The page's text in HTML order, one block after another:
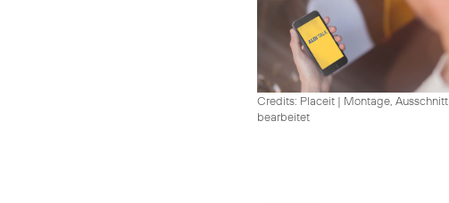
Credits: Placeit | Montage, Ausschnitt
bearbeitet